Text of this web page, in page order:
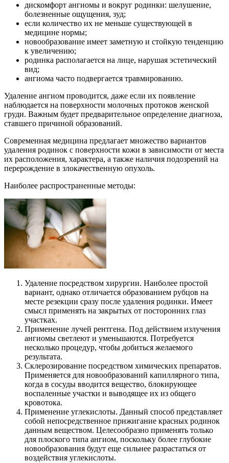
дискомфорт ангиомы и вокруг родинки: шелушение,
болезненные ощущения, зуд;
если количество их не меньше существующей в
медицине нормы;
новообразование имеет заметную и стойкую тенденцию
к увеличению;
родинка располагается на лице, нарушая эстетический
вид;
ангиома часто подвергается травмированию.
Удаление ангиом проводится, даже если их появление
наблюдается на поверхности молочных протоков женской
груди. Важным будет предварительное определение диагноза,
ставшего причиной образований.
Современная медицина предлагает множество вариантов
удаления родинок с поверхности кожи в зависимости от места
их расположения, характера, а также наличия подозрений на
перерождение в злокачественную опухоль.
Наиболее распространенные методы:
Удаление посредством хирургии. Наиболее простой
вариант, однако отличается образованием рубцов на
месте резекции сразу после удаления родинки. Имеет
смысл применять на закрытых от посторонних глаз
участках.
Применение лучей рентгена. Под действием излучения
ангиомы светлеют и уменьшаются. Потребуется
несколько процедур, чтобы добиться желаемого
результата.
Склерозирование посредством химических препаратов.
Применяется для новообразований капиллярного типа,
когда в сосуды вводится вещество, блокирующее
воспаленные участки и выводящее их из общего
кровотока.
Применение углекислоты. Данный способ представляет
собой непосредственное прижигание красных родинок
данным веществом. Целесообразно применять только
для плоского типа ангиом, поскольку более глубокие
новообразования будут еще сильнее разрастаться от
воздействия углекислоты.